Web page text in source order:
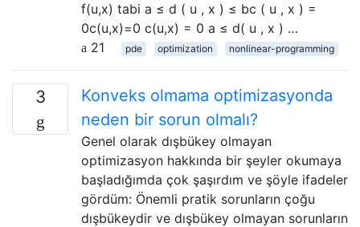
f(u,x) tabi a ≤ d ( u , x ) ≤ bc ( u , x ) =
0c(u,x)=0 c(u,x) = 0 a ≤ d( u , x ) …
21
pde optimization nonlinear-programming
3
Konveks olmama optimizasyonda
neden bir sorun olmalı?
Genel olarak dışbükey olmayan
optimizasyon hakkında bir şeyler okumaya
başladığımda çok şaşırdım ve şöyle ifadeler
gördüm: Önemli pratik sorunların çoğu
dışbükeydir ve dışbükey olmayan sorunların